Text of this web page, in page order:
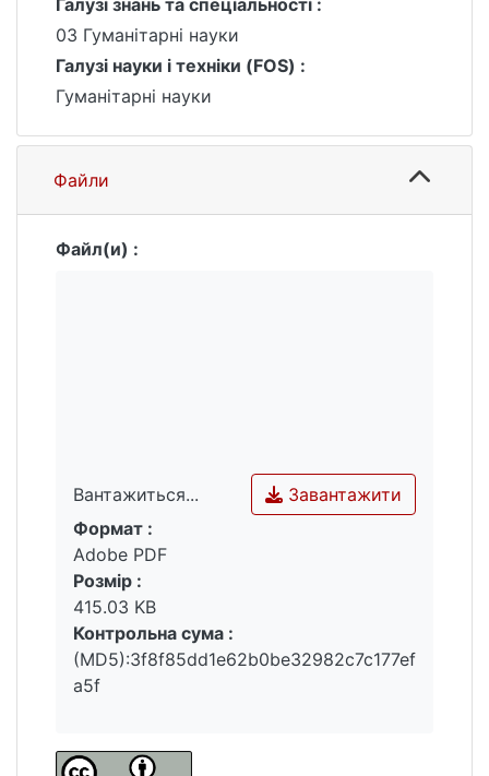
крокувала поруч із зовнішньополітичним
курсом США.
Галузі знань та спеціальності :
03 Гуманітарні науки
Галузі науки і техніки (FOS) :
Гуманітарні науки
Файли
Файл(и) :
Вантажиться...
Вантажиться...
Завантажити
Формат :
Adobe PDF
Розмір :
415.03 KB
Контрольна сума :
(MD5):3f8f85dd1e62b0be32982c7c177ef
a5f